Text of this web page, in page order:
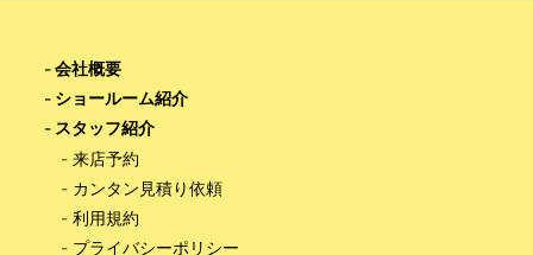
-会社概要
- ショールーム紹介
- スタッフ紹介
- 来店予約
- カンタン見積り依頼
- 利用規約
- プライバシーポリシー